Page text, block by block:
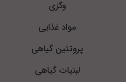
وگزی
مواد غذایی
پروتئین گیاهی
لبنیات گیاهی